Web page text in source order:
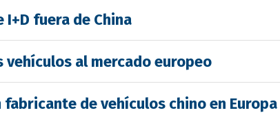
fuera de China
vehículos al mercado europeo
de vehículos chino en Europa